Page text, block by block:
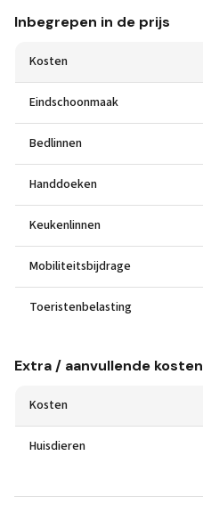
Inbegrepen in de prijs
Kosten
Eindschoonmaak
Bedlinnen
Handdoeken
Keukenlinnen
Mobiliteitsbijdrage
Toeristenbelasting
Extra / aanvullende kosten
Kosten
Huisdieren